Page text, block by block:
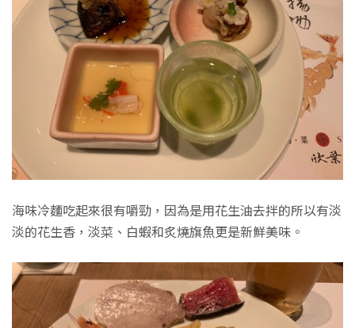
海味冷麵吃起來很有嚼勁，因為是用花生油去拌的所以有淡
淡的花生香，淡菜、白蝦和炙燒旗魚更是新鮮美味。